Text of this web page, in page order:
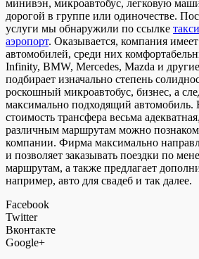
минивэн, микроавтобус, легковую
дорогой в группе или одиночестве.
услуги мы обнаружили по ссылке
аэропорт. Оказывается, компания
автомобилей, среди них
Infinity, BMW, Mercedes, Mazda и
подбирает изначально степень
роскошный микроавтобус, бизнес, а
максимально подходящий автомобиль.
стоимость трансфера весьма
различным маршрутам можно
компании. Фирма максимально
и позволяет заказывать поездки по
маршрутам, а также предлагает
например, авто для свадеб и так далее.
Facebook
Twitter
Вконтакте
Google+